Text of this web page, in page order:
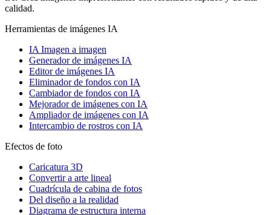
calidad.
Herramientas de imágenes IA
IA Imagen a imagen
Generador de imágenes IA
Editor de imágenes IA
Eliminador de fondos con IA
Cambiador de fondos con IA
Mejorador de imágenes con IA
Ampliador de imágenes con IA
Intercambio de rostros con IA
Efectos de foto
Caricatura 3D
Convertir a arte lineal
Cuadrícula de cabina de fotos
Del diseño a la realidad
Diagrama de estructura interna